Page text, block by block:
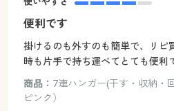
便利です
掛けるのも外すのも簡単で、リピ
時も片手で持ち運べてとても便利
商品： 7連ハンガー(干す・収納・
ピンク）